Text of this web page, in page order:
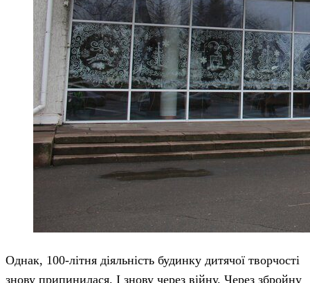
Однак, 100-літня діяльність будинку дитячої творчості
знову припинилася. І знову через війну. Через збройну